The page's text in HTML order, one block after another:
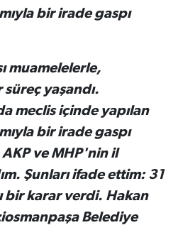
bir irade gaspı
muamelelerle,
yaşandı.
meclis içinde yapılan
bir irade gaspı
ve MHP'nin il
Şunları ifade ettim: 31
bir karar verdi. Hakan
Belediye